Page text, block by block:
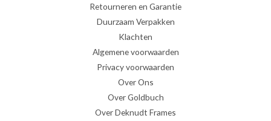
Retourneren en Garantie
Duurzaam Verpakken
Klachten
Algemene voorwaarden
Privacy voorwaarden
Over Ons
Over Goldbuch
Over Deknudt Frames